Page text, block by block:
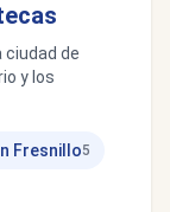
ciudad de
y los
Fresnillo5